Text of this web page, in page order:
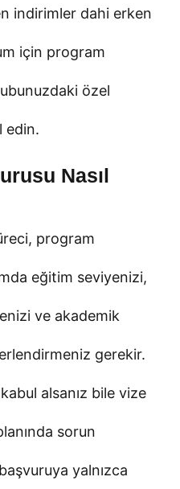
indirimler dahi erken
için program
özel
edin.
Nasıl
program
eğitim seviyenizi,
ve akademik
gerekir.
alsanız bile vize
sorun
yalnızca